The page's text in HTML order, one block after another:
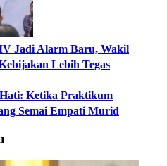
Jadi Alarm Baru, Wakil
Lebih Tegas
Ketika Praktikum
Semai Empati Murid